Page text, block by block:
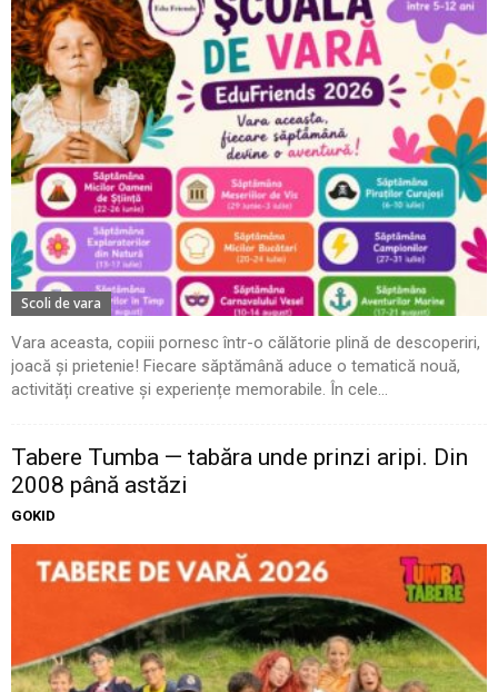
Scoli de vara
Vara aceasta, copiii pornesc într-o călătorie plină de descoperiri,
joacă și prietenie! Fiecare săptămână aduce o tematică nouă,
activități creative și experiențe memorabile. În cele...
Tabere Tumba — tabăra unde prinzi aripi. Din
2008 până astăzi
GOKID